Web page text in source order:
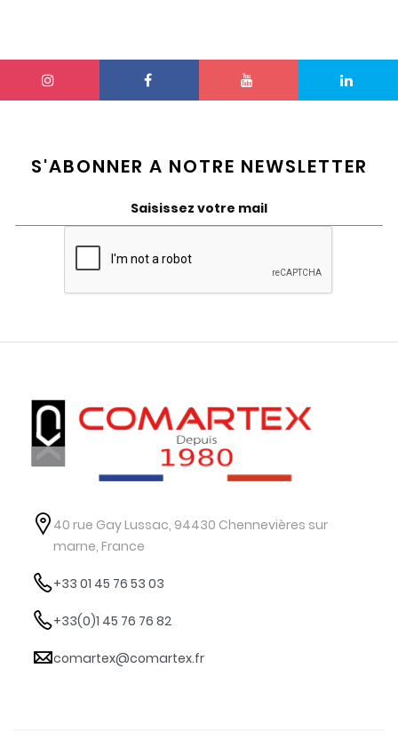
S'ABONNER A NOTRE NEWSLETTER
40 rue Gay Lussac, 94430 Chennevières sur
marne, France
+33 01 45 76 53 03
+33(0)1 45 76 76 82
comartex@comartex.fr